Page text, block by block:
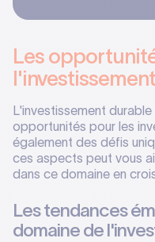
Les
L'investissement
opportunités pour les
également des défis
ces aspects peut vous
dans ce domaine en
Les tendances
domaine de